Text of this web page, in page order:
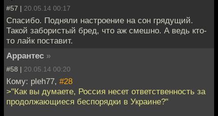
#57 | 20.05.14 00:17
Спасибо. Подняли настроение на сон грядущий.
Такой забористый бред, что аж смешно. А ведь кто-
то лайк поставит.
Аррантес »
#58 | 20.05.14 00:20
Кому: pleh77, #28
>"Как вы думаете, Россия несет ответственность за
продолжающиеся беспорядки в Украине?"